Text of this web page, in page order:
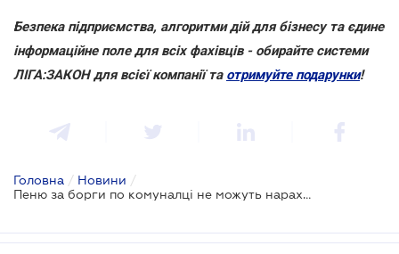
Безпека підприємства, алгоритми дій для бізнесу та єдине
інформаційне поле для всіх фахівців - обирайте системи
ЛІГА:ЗАКОН для всієї компанії та отримуйте подарунки!
Головна / Новини /
Пеню за борги по комуналці не можуть нараховувати до укладення нових договорів